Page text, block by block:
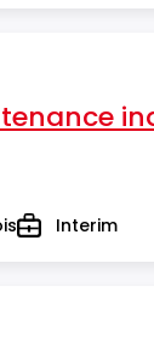
TypeInterim